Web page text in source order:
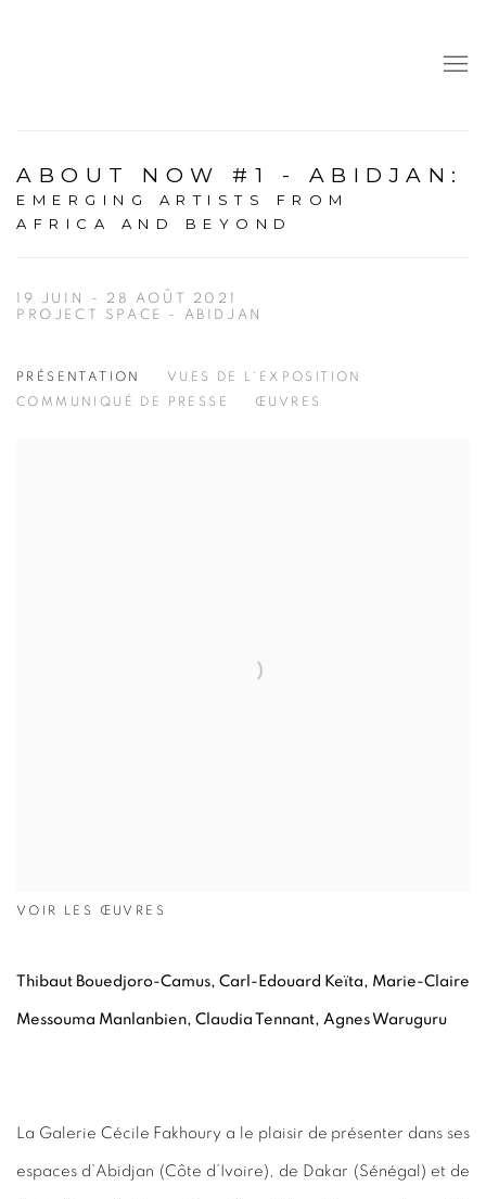
ABOUT NOW #1 - ABIDJAN :
EMERGING ARTISTS FROM
AFRICA AND BEYOND
19 JUIN - 28 AOÛT 2021
PROJECT SPACE - ABIDJAN
PRÉSENTATION
VUES DE L'EXPOSITION
COMMUNIQUÉ DE PRESSE
ŒUVRES
VOIR LES ŒUVRES
Thibaut Bouedjoro-Camus, Carl-Edouard Keïta, Marie-Claire
Messouma Manlanbien, Claudia Tennant, Agnes Waruguru
La Galerie Cécile Fakhoury a le plaisir de présenter dans ses
espaces d’Abidjan (Côte d’Ivoire), de Dakar (Sénégal) et de